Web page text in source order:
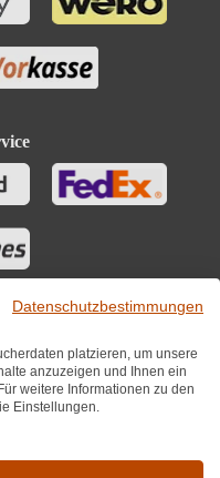
Datenschutzbestimmungen
platzieren, um unsere
anzuzeigen und Ihnen ein
weitere Informationen zu den
Einstellungen.